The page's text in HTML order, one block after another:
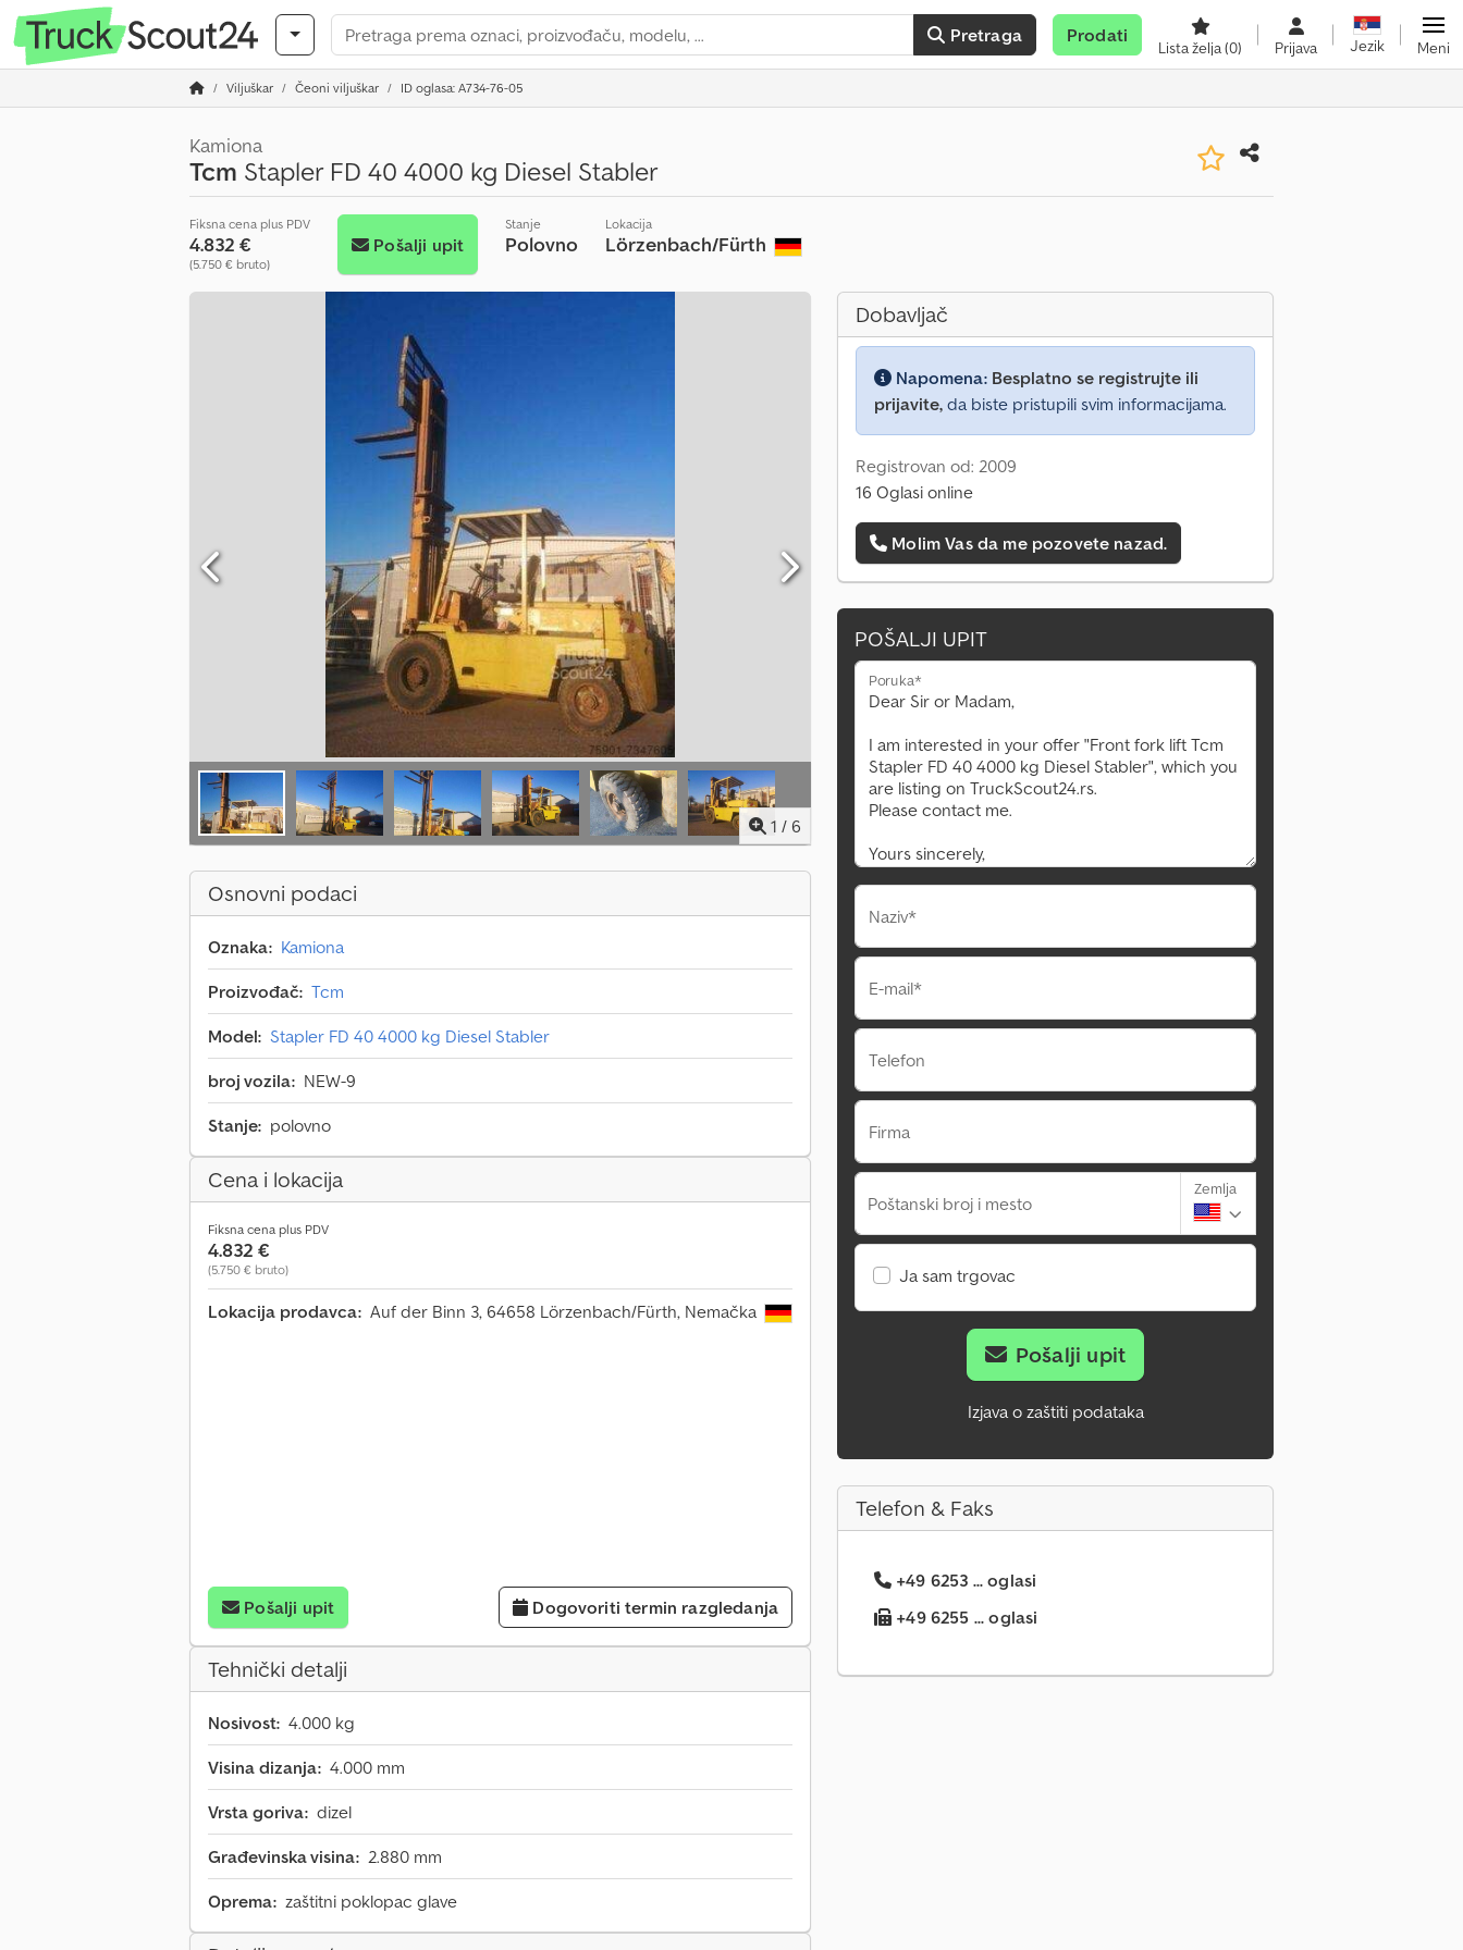
Pretraga Prodati
Lista želja(0) Prijava Jezik Meni
Viljuškar Čeoni viljuškar ID oglasa: A734-76-05
Kamiona
Tcm Stapler FD 40 4000 kg Diesel Stabler
Fiksna cena plus PDV
4.832 €
(5.750 € bruto)
Pošalji upit
Stanje
Polovno
Lokacija
Lörzenbach/Fürth
1 / 6
Osnovni podaci
Oznaka: Kamiona
Proizvođač: Tcm
Model: Stapler FD 40 4000 kg Diesel Stabler
broj vozila: NEW-9
Stanje: polovno
Cena i lokacija
Fiksna cena plus PDV
4.832 €
(5.750 € bruto)
Lokacija prodavca: Auf der Binn 3, 64658 Lörzenbach/Fürth, Nemačka
Pošalji upit Dogovoriti termin razgledanja
Tehnički detalji
Nosivost: 4.000 kg
Visina dizanja: 4.000 mm
Vrsta goriva: dizel
Građevinska visina: 2.880 mm
Oprema: zaštitni poklopac glave
Dobavljač
Napomena: Besplatno se registrujte ili
prijavite, da biste pristupili svim informacijama.
Registrovan od: 2009
16 Oglasi online
Molim Vas da me pozovete nazad.
POŠALJI UPIT
Poruka*
Naziv*
E-mail*
Telefon
Firma
Poštanski broj i mesto
Zemlja
Ja sam trgovac
Pošalji upit
Izjava o zaštiti podataka
Telefon & Faks
+49 6253 ... oglasi
+49 6255 ... oglasi